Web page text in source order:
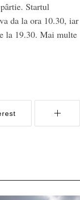
Startul
da la ora 10.30, iar
la 19.30. Mai multe